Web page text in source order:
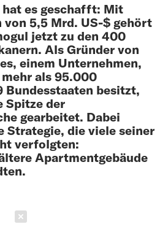
es geschafft: Mit
von 5,5 Mrd. US-$ gehört
jetzt zu den 400
Als Gründer von
einem Unternehmen,
als 95.000
Bundesstaaten besitzt,
Spitze der
gearbeitet. Dabei
Strategie, die viele seiner
verfolgten:
Apartmentgebäude